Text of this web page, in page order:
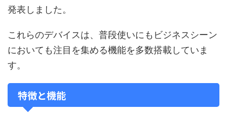
発表しました。
これらのデバイスは、普段使いにもビジネスシーン
においても注目を集める機能を多数搭載していま
す。
特徴と機能